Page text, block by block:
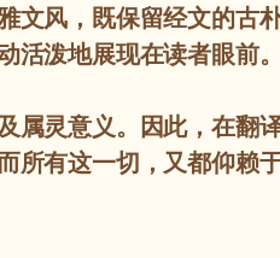
文风，既保留经文的古
泼地展现在读者眼前。
属灵意义。因此，在翻
所有这一切，又都仰赖